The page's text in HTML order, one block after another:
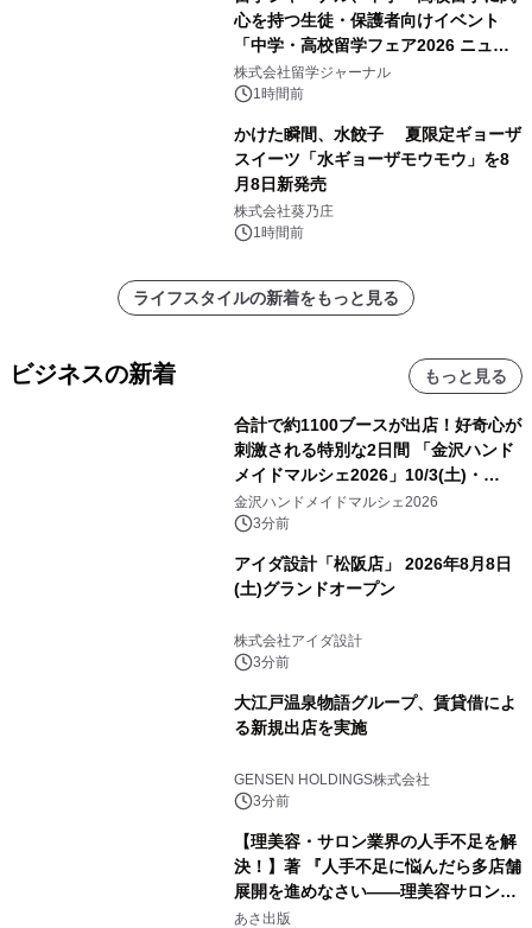
心を持つ生徒・保護者向けイベント
「中学・高校留学フェア2026 ニュー
ジーランド＆オーストラリア」を
9/12(土)に開催
株式会社留学ジャーナル
1時間前
かけた瞬間、水餃子 夏限定ギョーザ
スイーツ「水ギョーザモウモウ」を8
月8日新発売
株式会社葵乃庄
1時間前
ライフスタイルの新着をもっと見る
ビジネスの新着 もっと見る
合計で約1100ブースが出店！好奇心が
刺激される特別な2日間 「金沢ハンド
メイドマルシェ2026」10/3(土)・
10/4(日)開催
金沢ハンドメイドマルシェ2026
3分前
アイダ設計「松阪店」 2026年8月8日
(土)グランドオープン
株式会社アイダ設計
3分前
大江戸温泉物語グループ、賃貸借によ
る新規出店を実施
GENSEN HOLDINGS株式会社
3分前
【理美容・サロン業界の人手不足を解
決！】著 『人手不足に悩んだら多店舗
展開を進めなさい――理美容サロン
「多店舗展開」の教科書』2026年8月
あさ出版